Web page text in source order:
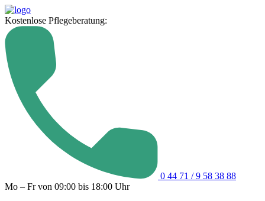
Kostenlose Pflegeberatung:
0 44 71 / 9 58 38 88
Mo – Fr von 09:00 bis 18:00 Uhr